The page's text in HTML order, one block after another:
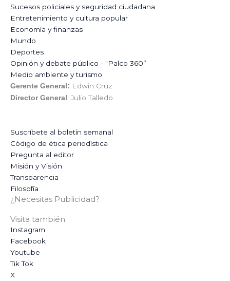
Sucesos policiales y seguridad ciudadana
Entretenimiento y cultura popular
Economía y finanzas
Mundo
Deportes
Opinión y debate público - "Palco 360”
Medio ambiente y turismo
Gerente General: Edwin Cruz
Director General : Julio Talledo
Suscríbete al boletín semanal
Código de ética periodística
Pregunta al editor
Misión y Visión
Transparencia
Filosofía
¿Necesitas Publicidad?
Visita también
Instagram
Facebook
Youtube
Tik Tok
X